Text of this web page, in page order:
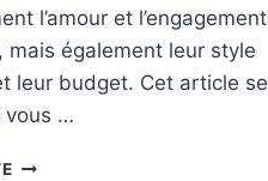
l’amour et l’engagement
mais également leur style
leur budget. Cet article se
vous …
COMMENT